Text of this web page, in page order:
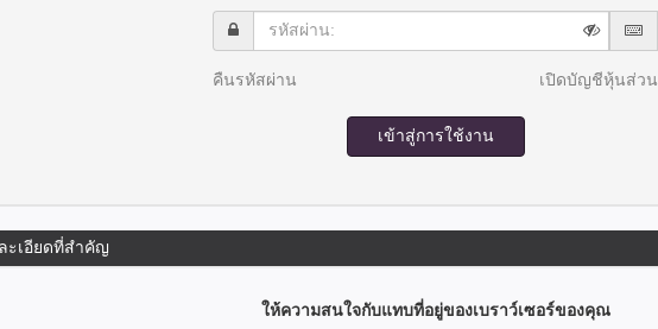
การ
ใช้
รหัส
ผ่าน:
คืนรหัสผ่าน
เปิดบัญชีหุ้นส่วน
เข้าสู่การใช้งาน
ะเอียดที่สำคัญ
ให้ความสนใจกับแทบที่อยู่ของเบราว์เซอร์ของคุณ